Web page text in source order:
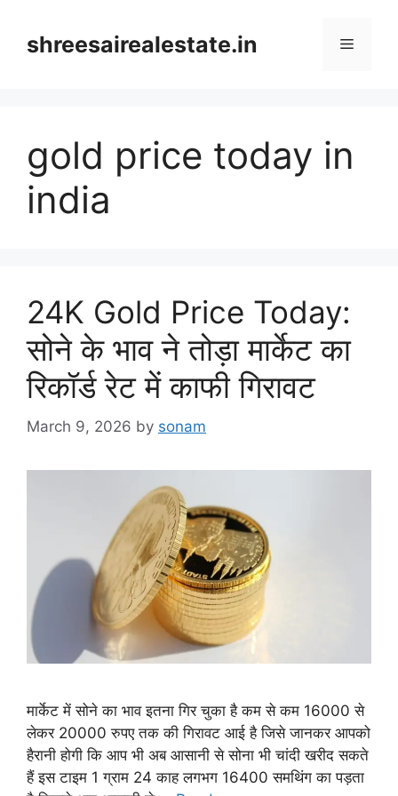
contentshreesairealestate.in Menu
gold price today in
india
24K Gold Price Today:
सोने के भाव ने तोड़ा मार्केट का
रिकॉर्ड रेट में काफी गिरावट
March 9, 2026 by sonam
मार्केट में सोने का भाव इतना गिर चुका है कम से कम 16000 से
लेकर 20000 रुपए तक की गिरावट आई है जिसे जानकर आपको
हैरानी होगी कि आप भी अब आसानी से सोना भी चांदी खरीद सकते
हैं इस टाइम 1 ग्राम 24 काह लगभग 16400 समथिंग का पड़ता